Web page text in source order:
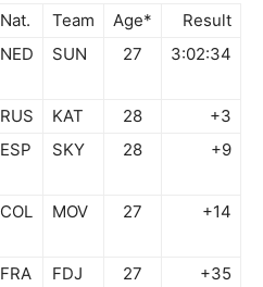
Nat. Team Age*
Result
NED SUN 27 3:02:34
RUS KAT 28
+3
ESP SKY 28 +9
COL MOV 27 +14
FRA FDJ 27
+35